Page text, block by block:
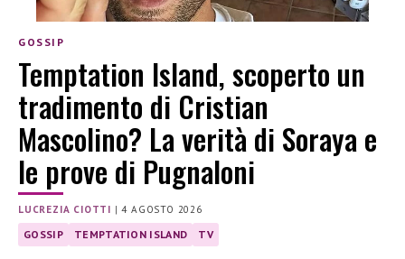
GOSSIP
Temptation Island, scoperto un
tradimento di Cristian
Mascolino? La verità di Soraya e
le prove di Pugnaloni
LUCREZIA CIOTTI |4 AGOSTO 2026
GOSSIP TEMPTATION ISLAND TV